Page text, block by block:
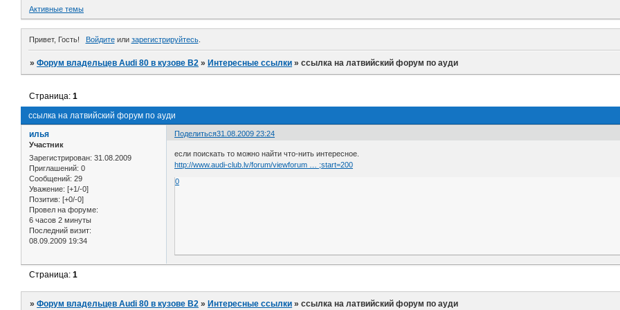
Активные темы
Привет, Гость! Войдитеили зарегистрируйтесь.
»Форум владельцев Audi 80 в кузове В2 »Интересные ссылки »ссылка на латвийский форум по ауди
ссылка на латвийский форум по ауди
Страница:1
Поделиться31.08.2009 23:24
илья
Участник
Зарегистрирован: 31.08.2009
Приглашений: 0
Сообщений: 29
Уважение: [+1/-0]
Позитив: [+0/-0]
Провел на форуме:
6 часов 2 минуты
Последний визит:
08.09.2009 19:34
если поискать то можно найти что-нить интересное.
http://www.audi-club.lv/forum/viewforum … ;start=200
0
Страница:1
»Форум владельцев Audi 80 в кузове В2 »Интересные ссылки »ссылка на латвийский форум по ауди